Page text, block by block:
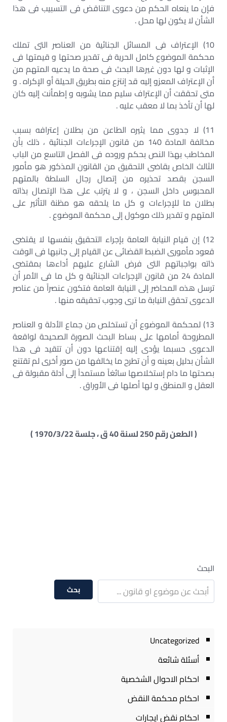
فإن ما ينعاه الحكم من دعوى التناقض فى التسبيب فى هذا
الشأن لا يكون لها محل .
10) الإعتراف فى المسائل الجنائية من العناصر التى تملك
محكمة الموضوع كامل الحرية فى تقدير صحتها و قيمتها فى
الإثبات و لها دون غيرها البحث فى صحة ما يدعيه المتهم من
أن الإعتراف المعزو إليه قد إنتزع منه بطريق الحيلة أو الإكراه . و
متى تحققت أن الإعتراف سليم مما يشوبه و إطمأنت إليه كان
لها أن تأخذ بما لا معقب عليه .
11) لا جدوى مما يثيره الطاعن من بطلان إعترافه بسبب
مخالفة المادة 140 من قانون الإجراءات الجنائية ، ذلك بأن
المخاطب بهذا النص بحكم وروده فى الفصل التاسع من الباب
الثالث الخاص بقاضى التحقيق من القانون المذكور هو مأمور
السجن بقصد تحذيره من إتصال رجال السلطة بالمتهم
المحبوس داخل السجن ، و لا يترتب على هذا الإتصال بذاته
بطلان ما للإجراءات و كل ما يلحقه هو مظنة التأثير على
المتهم و تقدير ذلك موكول إلى محكمة الموضوع .
12) إن قيام النيابة العامة بإجراء التحقيق بنفسها لا يقتضى
قعود مأمورى الضبط القضائى عن القيام إلى جانبها فى الوقت
ذاته بواجباتهم التى فرض الشارع عليهم أداءها بمقتضى
المادة 24 من قانون الإجراءات الجنائية و كل ما فى الأمر أن
ترسل هذه المحاضر إلى النيابة العامة فتكون عنصراً من عناصر
الدعوى تحقق النيابة ما ترى وجوب تحقيقه منها .
13) لمحكمة الموضوع أن تستخلص من جماع الأدلة و العناصر
المطروحة أمامها على بساط البحث الصورة الصحيحة لواقعة
الدعوى حسبما يؤدى إليه إقتناعها دون أن تتقيد فى هذا
الشأن بدليل بعينه و أن تطرح ما يخالفها من صور أخرى لم تقتنع
بصحتها ما دام إستخلاصها سائغاً مستمداً إلى أدلة مقبولة فى
العقل و المنطق و لها أصلها فى الأوراق .
( الطعن رقم 250 لسنة 40 ق ، جلسة 1970/3/22 )
البحث
بحث
Uncategorized
أسئلة شائعة
احكام الاحوال الشخصية
احكام محكمة النقض
احكام نقض ايجارات